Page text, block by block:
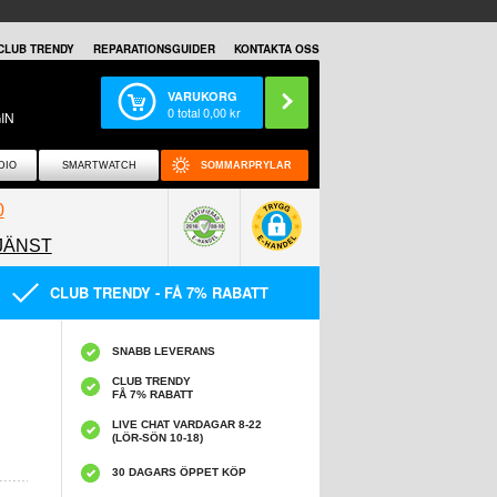
TRENDY REPARATIONSGUIDER KONTAKTA OSS
VARUKORG
0total0,00kr
SMARTWATCH SOMMARPRYLAR
CLUB TRENDY - FÅ 7% RABATT
SNABB LEVERANS
CLUB TRENDY
FÅ 7% RABATT
LIVE CHAT VARDAGAR 8-22
(LÖR-SÖN 10-18)
30 DAGARS ÖPPET KÖP